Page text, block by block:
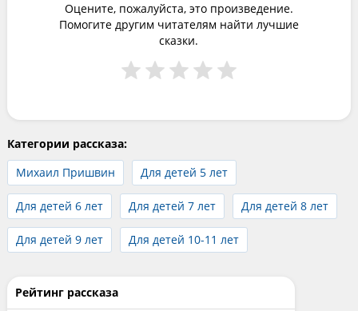
Оцените, пожалуйста, это произведение.
Помогите другим читателям найти лучшие
сказки.
Категории рассказа:
Михаил Пришвин
Для детей 5 лет
Для детей 6 лет Для детей 7 лет Для детей 8 лет
Для детей 9 лет Для детей 10-11 лет
Рейтинг рассказа